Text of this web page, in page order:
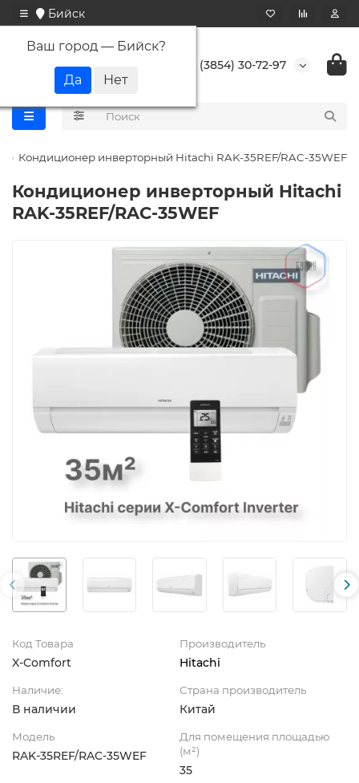
Бийск
Ваш город — Бийск?
+7 (3854) 30-72-97
Кондиционер инверторный Hitachi RAK-35REF/RAC-35WEF
Кондиционер инверторный Hitachi
RAK-35REF/RAC-35WEF
Код Товара
X-Comfort
Производитель
Hitachi
Наличие:
В наличии
Страна производитель
Китай
Модель
RAK-35REF/RAC-35WEF
Для помещения площадью
(м²)
35